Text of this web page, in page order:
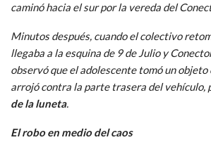
caminó hacia el sur por la vereda del
Minutos después, cuando el colectivo
llegaba a la esquina de 9 de Julio y
observó que el adolescente tomó un
arrojó contra la parte trasera del vehículo,
de la luneta.
El robo en medio del caos